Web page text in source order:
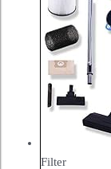
Filter